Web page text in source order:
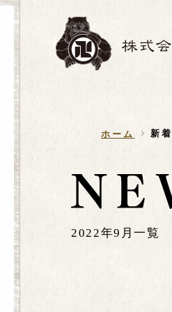
ホーム 新
2022年9月一覧